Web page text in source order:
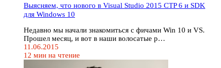
Выясняем, что нового в Visual Studio 2015 CTP 6 и SDK
для Windows 10
Недавно мы начали знакомиться с фичами Win 10 и VS.
Прошел месяц, и вот в наши волосатые р…
11.06.2015
12 мин на чтение